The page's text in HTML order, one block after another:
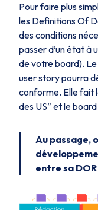
Pour faire plus
les Definitions Of
des conditions
passer d’un état à
de votre board).
user story pourra
conforme. Elle fait
des US” et le
Au passage,
entre sa